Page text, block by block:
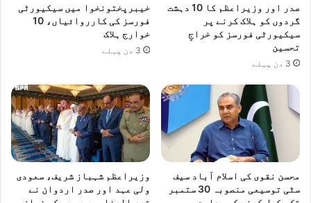
صدر اور وزیراعظم کا 10 دہشت
گردوں کو ہلاک کرنے پر
سیکیورٹی فورسز کو خراجِ
تحسین
3 دن پہلے
خیبرپختونخوا میں سیکیورٹی
فورسز کی کارروائیاں، 10
خوارج ہلاک
3 دن پہلے
محسن نقوی کی اسلام آباد سیف
سٹی توسیعی منصوبہ 30 ستمبر
وزیراعظم شہباز شریف، سعودی
ولی عہد اور صدر اردوان نے